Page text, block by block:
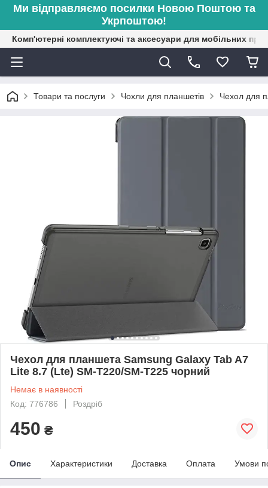
Ми відправляємо посилки Новою Поштою та
Укрпоштою!
Комп'ютерні комплектуючі та аксесуари для мобільних
Товари та послуги Чохли для планшетів Чехол для
Чехол для планшета Samsung Galaxy Tab A7
Lite 8.7 (Lte) SM-T220/SM-T225 чорний
Немає в наявності
Код: 776786
Роздріб
450 ₴
Опис Характеристики Доставка Оплата Умови